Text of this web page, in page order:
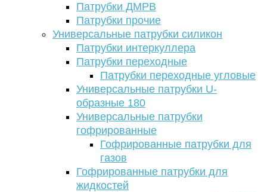
Патрубки ДМРВ
Патрубки прочие
Универсальные патрубки силикон
Патрубки интеркуллера
Патрубки переходные
Патрубки переходные угловые
Универсальные патрубки U-
образные 180
Универсальные патрубки
гофрированные
Гофрированные патрубки для
газов
Гофрированные патрубки для
жидкостей